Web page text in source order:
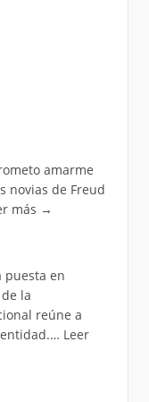
amarme
novias de Freud
más →
puesta en
la
reúne a
Leer